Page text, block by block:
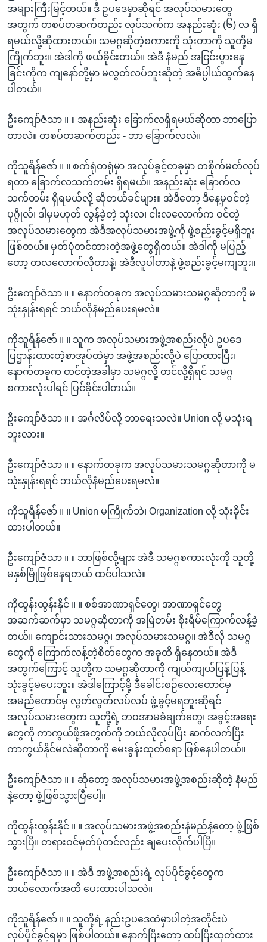
အများကြီးမြင့်တယ်။ ဒီ ဥပဒေမှာဆိုရင် အလုပ်သမားတွေ
အတွက် တစပ်တဆက်တည်း လုပ်သက်က အနည်းဆုံး (၆) လ ရှိ
ရမယ်လို့ဆိုထားတယ်။ သမဂ္ဂဆိုတဲ့စကားကို သုံးတာကို သူတို့မ
ကြိုက်ဘူး။ အဲဒါကို ဖယ်ခိုင်းတယ်။ အဲဒီ နံမည် အငြင်းပွားနေ
ခြင်းကိုက ကျနော်တို့မှာ မလွတ်လပ်ဘူးဆိုတဲ့ အဓိပ္ပါယ်ထွက်နေ
ပါတယ်။
ဦးကျော်ဇံသာ ။ ။ အနည်းဆုံး ခြောက်လရှိရမယ်ဆိုတာ ဘာပြော
တာလဲ။ တစပ်တဆက်တည်း - ဘာ ခြောက်လလဲ။
ကိုသူရိန်ဇော် ။ ။ စက်ရုံတရုံမှာ အလုပ်ခွင့်တခုမှာ တစိုက်မတ်လုပ်
ရတာ ခြောက်လသက်တမ်း ရှိရမယ်။ အနည်းဆုံး ခြောက်လ
သက်တမ်း ရှိရမယ်လို့ ဆိုတယ်ခင်များ။ အဲဒီတော့ ဒီနေ့မှဝင်တဲ့
ပုဂ္ဂိုလ်၊ ဒါမှမဟုတ် လွန်ခဲ့တဲ့ သုံးလ၊ ငါးလလောက်က ဝင်တဲ့
အလုပ်သမားတွေက အဲဒီအလုပ်သမားအဖွဲ့ကို ဖွဲ့စည်းခွင့်မရှိဘူး
ဖြစ်တယ်။ မှတ်ပုံတင်ထားတဲ့အဖွဲ့တွေရှိတယ်။ အဲဒါကို မပြည့်
တော့ တလလောက်လိုတာနဲ့၊ အဲဒီလူပါတာနဲ့ ဖွဲ့စည်းခွင့်မကျဘူး။
ဦးကျော်ဇံသာ ။ ။ နောက်တခုက အလုပ်သမားသမဂ္ဂဆိုတာကို မ
သုံးနှုန်းရရင် ဘယ်လိုနံမည်ပေးရမလဲ။
ကိုသူရိန်ဇော် ။ ။ သူက အလုပ်သမားအဖွဲ့အစည်းလို့ပဲ ဥပဒေ
ပြဌာန်းထားတဲ့စာအုပ်ထဲမှာ အဖွဲ့အစည်းလို့ပဲ ပြောထားပြီး၊
နောက်တခုက တင်တဲ့အခါမှာ သမဂ္ဂလို့ တင်လို့ရှိရင် သမဂ္ဂ
စကားလုံးပါရင် ပြင်ခိုင်းပါတယ်။
ဦးကျော်ဇံသာ ။ ။ အင်္ဂလိပ်လို့ ဘာရေးသလဲ။ Union လို့ မသုံးရ
ဘူးလား။
ဦးကျော်ဇံသာ ။ ။ နောက်တခုက အလုပ်သမားသမဂ္ဂဆိုတာကို မ
သုံးနှုန်းရရင် ဘယ်လိုနံမည်ပေးရမလဲ။
ကိုသူရိန်ဇော် ။ ။ Union မကြိုက်ဘဲ၊ Organization လို့ သုံးခိုင်း
ထားပါတယ်။
ဦးကျော်ဇံသာ ။ ။ ဘာဖြစ်လို့များ အဲဒီ သမဂ္ဂစကားလုံးကို သူတို့
မနှစ်မြိုဖြစ်နေရတယ် ထင်ပါသလဲ။
ကိုထွန်းထွန်းနိုင် ။ ။ စစ်အာဏာရှင်တွေ၊ အာဏာရှင်တွေ
အဆက်ဆက်မှာ သမဂ္ဂဆိုတာကို အမြဲတမ်း စိုးရိမ်ကြောက်လန့်ခဲ့
တယ်။ ကျောင်းသားသမဂ္ဂ၊ အလုပ်သမားသမဂ္ဂ။ အဲဒီလို သမဂ္ဂ
တွေကို ကြောက်လန့်တဲ့စိတ်တွေက အခုထိ ရှိနေတယ်။ အဲဒီ
အတွက်ကြောင့် သူတို့က သမဂ္ဂဆိုတာကို ကျယ်ကျယ်ပြန့်ပြန့်
သုံးခွင့်မပေးဘူး။ အဲဒါကြောင့်မို့ ဒီခေါင်းစဉ်လေးတောင်မှ
အမည်တောင်မှ လွတ်လွတ်လပ်လပ် ဖွဲ့ခွင့်မရဘူးဆိုရင်
အလုပ်သမားတွေက သူတို့ရဲ့ ဘဝအာမခံချက်တွေ၊ အခွင့်အရေး
တွေကို ကာကွယ်ဖို့အတွက်ကို ဘယ်လိုလုပ်ပြီး ဆက်လက်ပြီး
ကာကွယ်နိုင်မလဲဆိုတာကို မေးခွန်းထုတ်စရာ ဖြစ်နေပါတယ်။
ဦးကျော်ဇံသာ ။ ။ ဆိုတော့ အလုပ်သမားအဖွဲ့အစည်းဆိုတဲ့ နံမည်
နဲ့တော့ ဖွဲ့ဖြစ်သွားပြီပေါ့။
ကိုထွန်းထွန်းနိုင် ။ ။ အလုပ်သမားအဖွဲ့အစည်းနံမည်နဲ့တော့ ဖွဲ့ဖြစ်
သွားပြီ။ တရားဝင်မှတ်ပုံတင်လည်း ချပေးလိုက်ပါပြီ။
ဦးကျော်ဇံသာ ။ ။ အဲဒီ အဖွဲ့အစည်းရဲ့ လုပ်ပိုင်ခွင့်တွေက
ဘယ်လောက်အထိ ပေးထားပါသလဲ။
ကိုသူရိန်ဇော် ။ ။ သူတို့ရဲ့ နည်းဥပဒေထဲမှာပါတဲ့အတိုင်းပဲ
လုပ်ပိုင်ခွင့်ရမှာ ဖြစ်ပါတယ်။ နောက်ပြီးတော့ ထပ်ပြီးထုတ်ထား